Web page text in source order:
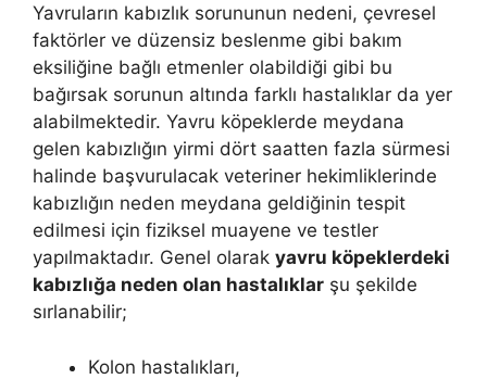
Yavruların kabızlık sorununun nedeni, çevresel
faktörler ve düzensiz beslenme gibi bakım
eksiliğine bağlı etmenler olabildiği gibi bu
bağırsak sorunun altında farklı hastalıklar da yer
alabilmektedir. Yavru köpeklerde meydana
gelen kabızlığın yirmi dört saatten fazla sürmesi
halinde başvurulacak veteriner hekimliklerinde
kabızlığın neden meydana geldiğinin tespit
edilmesi için fiziksel muayene ve testler
yapılmaktadır. Genel olarak yavru köpeklerdeki
kabızlığa neden olan hastalıklar şu şekilde
sırlanabilir;
Kolon hastalıkları,